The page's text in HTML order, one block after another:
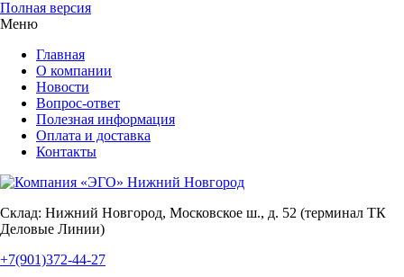
Полная версия
Меню
Главная
О компании
Новости
Вопрос-ответ
Полезная информация
Оплата и доставка
Контакты
Склад: Нижний Новгород, Московское ш., д. 52 (терминал ТК
Деловые Линии)
+7(901)372-44-27